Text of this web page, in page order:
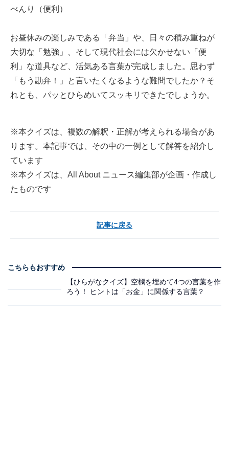
べんり（便利）
お昼休みの楽しみである「弁当」や、日々の積み重ねが
大切な「勉強」、そして現代社会には欠かせない「便
利」な道具など、活気ある言葉が完成しました。思わず
「もう勘弁！」と言いたくなるような難問でしたか？そ
れとも、パッとひらめいてスッキリできたでしょうか。
※本クイズは、複数の解釈・正解が考えられる場合があ
ります。本記事では、その中の一例として解答を紹介し
ています
※本クイズは、All About ニュース編集部が企画・作成し
たものです
記事に戻る
こちらもおすすめ
【ひらがなクイズ】空欄を埋めて4つの言葉を作
ろう！ ヒントは「お金」に関係する言葉？